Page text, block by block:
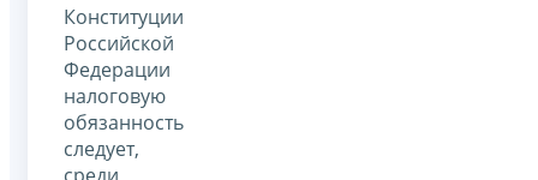
Конституции
Российской
Федерации
налоговую
обязанность
следует,
среди